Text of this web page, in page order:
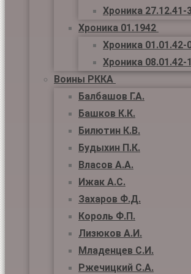
Хроника 27.12.41-
Хроника 01.1942
Хроника 01.01.42-
Хроника 08.01.42-
Воины РККА
Балбашов Г.А.
Башков К.К.
Билютин К.В.
Будыхин П.К.
Власов А.А.
Ижак А.С.
Захаров Ф.Д.
Король Ф.П.
Лизюков А.И.
Младенцев С.И.
Ржечицкий С.А.